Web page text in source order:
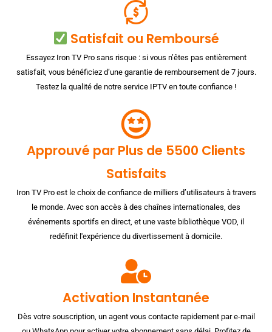
Satisfait ou Remboursé
Essayez Iron TV Pro sans risque : si vous n’êtes pas entièrement
satisfait, vous bénéficiez d’une garantie de remboursement de 7 jours.
Testez la qualité de notre service IPTV en toute confiance !
Approuvé par Plus de 5500 Clients
Satisfaits
Iron TV Pro est le choix de confiance de milliers d’utilisateurs à travers
le monde. Avec son accès à des chaînes internationales, des
événements sportifs en direct, et une vaste bibliothèque VOD, il
redéfinit l'expérience du divertissement à domicile.
Activation Instantanée
Dès votre souscription, un agent vous contacte rapidement par e-mail